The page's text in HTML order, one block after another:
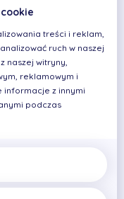
treści i reklam,
ruch w naszej
naszej witryny,
reklamowym i
informacje z innymi
podczas